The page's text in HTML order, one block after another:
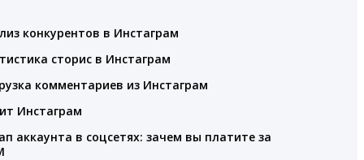
конкурентов в Инстаграм
сторис в Инстаграм
комментариев из Инстаграм
Инстаграм
аккаунта в соцсетях: зачем вы платите за